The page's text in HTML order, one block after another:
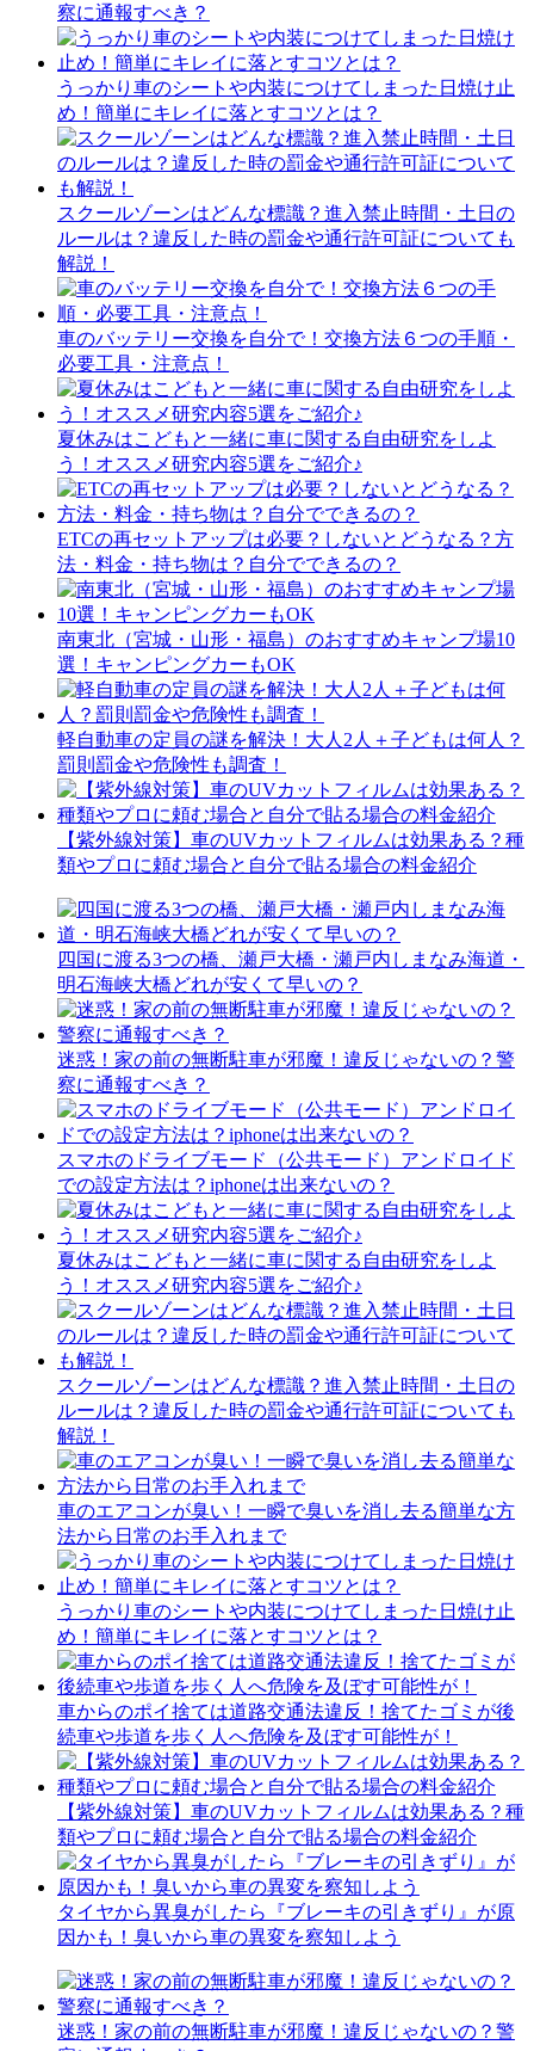
察に通報すべき？
うっかり車のシートや内装につけてしまった日焼け止
め！簡単にキレイに落とすコツとは？
スクールゾーンはどんな標識？進入禁止時間・土日の
ルールは？違反した時の罰金や通行許可証についても
解説！
車のバッテリー交換を自分で！交換方法６つの手順・
必要工具・注意点！
夏休みはこどもと一緒に車に関する自由研究をしよ
う！オススメ研究内容5選をご紹介♪
ETCの再セットアップは必要？しないとどうなる？方
法・料金・持ち物は？自分でできるの？
南東北（宮城・山形・福島）のおすすめキャンプ場10
選！キャンピングカーもOK
軽自動車の定員の謎を解決！大人2人＋子どもは何人？
罰則罰金や危険性も調査！
【紫外線対策】車のUVカットフィルムは効果ある？種
類やプロに頼む場合と自分で貼る場合の料金紹介
四国に渡る3つの橋、瀬戸大橋・瀬戸内しまなみ海道・
明石海峡大橋どれが安くて早いの？
迷惑！家の前の無断駐車が邪魔！違反じゃないの？警
察に通報すべき？
スマホのドライブモード（公共モード）アンドロイド
での設定方法は？iphoneは出来ないの？
夏休みはこどもと一緒に車に関する自由研究をしよ
う！オススメ研究内容5選をご紹介♪
スクールゾーンはどんな標識？進入禁止時間・土日の
ルールは？違反した時の罰金や通行許可証についても
解説！
車のエアコンが臭い！一瞬で臭いを消し去る簡単な方
法から日常のお手入れまで
うっかり車のシートや内装につけてしまった日焼け止
め！簡単にキレイに落とすコツとは？
車からのポイ捨ては道路交通法違反！捨てたゴミが後
続車や歩道を歩く人へ危険を及ぼす可能性が！
【紫外線対策】車のUVカットフィルムは効果ある？種
類やプロに頼む場合と自分で貼る場合の料金紹介
タイヤから異臭がしたら『ブレーキの引きずり』が原
因かも！臭いから車の異変を察知しよう
迷惑！家の前の無断駐車が邪魔！違反じゃないの？警